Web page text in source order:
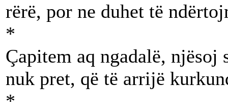
rërë, por ne duhet të
*
Çapitem aq ngadalë, njësoj
nuk pret, që të arrijë
*